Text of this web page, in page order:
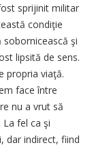
sprijinit militar
condiţie
şi
lipsită de sens.
propria viaţă.
face între
nu a vrut să
fel ca şi
dar indirect, fiind